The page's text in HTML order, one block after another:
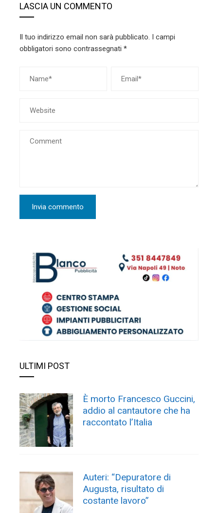
LASCIA UN COMMENTO
Il tuo indirizzo email non sarà pubblicato. I campi
obbligatori sono contrassegnati *
ULTIMI POST
È morto Francesco Guccini,
addio al cantautore che ha
raccontato l’Italia
Auteri: “Depuratore di
Augusta, risultato di
costante lavoro”